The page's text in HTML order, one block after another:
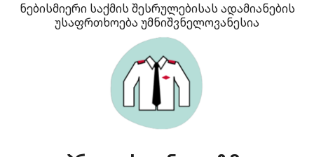
ნებისმიერი საქმის შესრულებისას ადამიანების
უსაფრთხოება უმნიშვნელოვანესია